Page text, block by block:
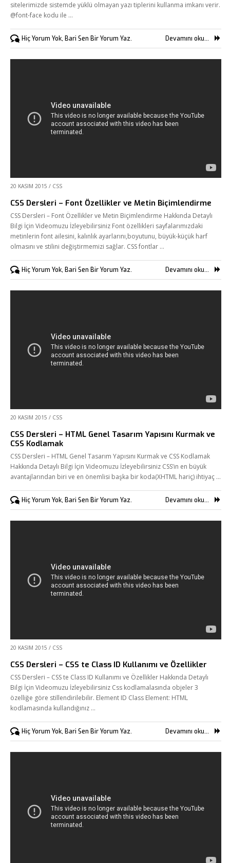
Fikir Proje Ajans
Kurumsal
Online Araçlar
Fikir Proje Blogluyor
sitelerimizde sistemde yüklü olmayan yazı tiplerini kullanma imkanı verir.
@font-face kodu ile …
Hiç Yorum Yok, Bari Sen Bir Yorum Yaz. Devamını oku...
20 KASIM 2015 / CSS
CSS Dersleri – Font Özellikler ve Metin Biçimlendirme
CSS Dersleri – Font Özellikler ve Metin Biçimlendirme Hakkında Detaylı
Bilgi İçin Videomuzu İzleyebilirsiniz Font özellikleri sayfalarımızdaki
metinlerin font ailesini, kalınlık ayarlarını,boyutunu, büyük-küçük harf
olmasını ve stilini değiştirmemizi sağlar. CSS fontlar …
Hiç Yorum Yok, Bari Sen Bir Yorum Yaz. Devamını oku...
20 KASIM 2015 / CSS
CSS Dersleri – HTML Genel Tasarım Yapısını Kurmak ve
CSS Kodlamak
CSS Dersleri – HTML Genel Tasarım Yapısını Kurmak ve CSS Kodlamak
Hakkında Detaylı Bilgi İçin Videomuzu İzleyebilirsiniz CSS’in en büyük
avantajlarından biri ve en önemlisi başka bir koda(XHTML hariç) ihtiyaç …
Hiç Yorum Yok, Bari Sen Bir Yorum Yaz. Devamını oku...
20 KASIM 2015 / CSS
CSS Dersleri – CSS te Class ID Kullanımı ve Özellikler
CSS Dersleri – CSS te Class ID Kullanımı ve Özellikler Hakkında Detaylı
Bilgi İçin Videomuzu İzleyebilirsiniz Css kodlamalasında objeler 3
özelliğe göre stillendirilebilir. Element ID Class Element: HTML
kodlamasında kullandığınız …
Hiç Yorum Yok, Bari Sen Bir Yorum Yaz. Devamını oku...